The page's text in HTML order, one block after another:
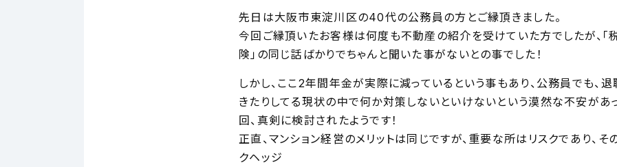
先日は大阪市東淀川区の40代の公務員の方とご縁頂きました。
今回ご縁頂いたお客様は何度も不動産の紹介を受けていた方でしたが、「
険」の同じ話ばかりでちゃんと聞いた事がないとの事でした！
しかし、ここ2年間年金が実際に減っているという事もあり、公務員でも、
きたりしてる現状の中で何か対策しないといけないという漠然な不安があ
回、真剣に検討されたようです！
正直、マンション経営のメリットは同じですが、重要な所はリスクであり、そ
クヘッジ